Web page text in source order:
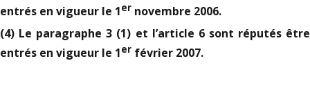
entrés en vigueur le 1 er novembre 2006.
(4) Le paragraphe 3 (1) et l’article 6 sont réputés être
entrés en vigueur le 1 er février 2007.